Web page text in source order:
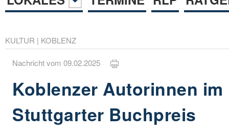
KULTUR | KOBLENZ
Nachricht vom 09.02.2025
Koblenzer Autorinnen
Stuttgarter Buchpreis